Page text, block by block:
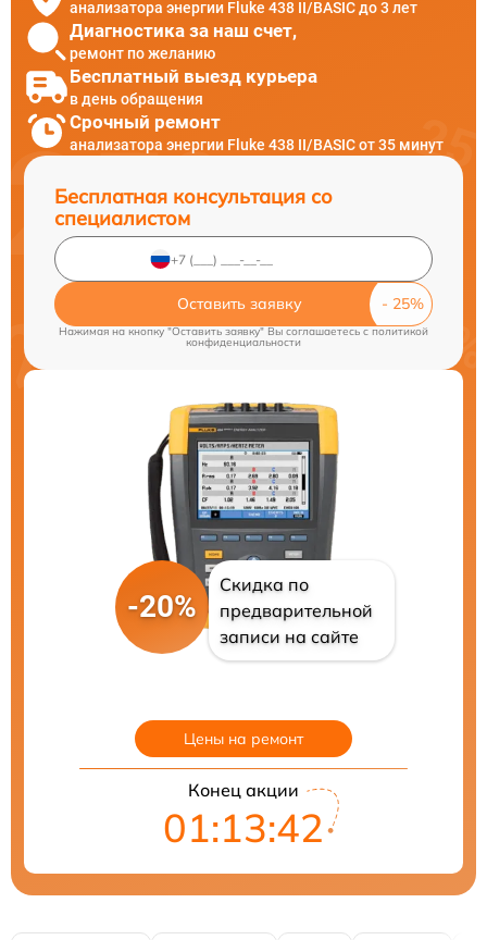
анализатора энергии Fluke 438 II/BASIC до 3 лет
Диагностика за наш счет,
ремонт по желанию
Бесплатный выезд курьера
в день обращения
Срочный ремонт
анализатора энергии Fluke 438 II/BASIC от 35 минут
Бесплатная консультация со
специалистом
Оставить заявку
Нажимая на кнопку "Оставить заявку" Вы соглашаетесь cполитикой
конфиденциальности
-20%
Скидка по
предварительной
записи на сайте
Цены на ремонт
Конец акции
01:13:41